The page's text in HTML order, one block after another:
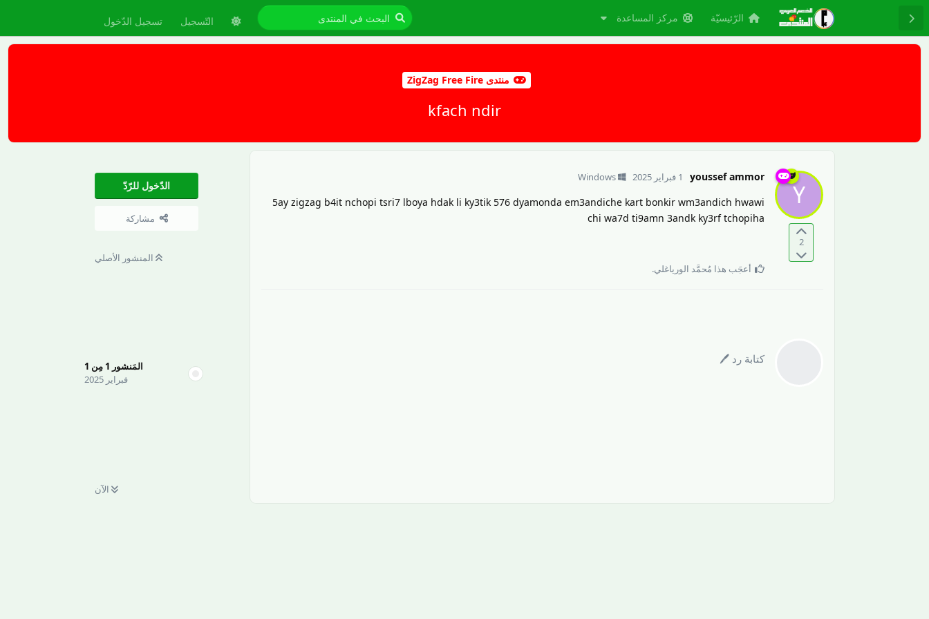
الرّئيسيّة مركز المساعدة التّسجيل تسجيل الدّخول
منتدى ZigZag Free Fire
kfach ndir
الدّخول للرّدّ
مشاركة
المنشور الأصلي
المَنشور 1 مِن 1
فبراير 2025
الآن
2
Y
youssef ammor 1 فبراير 2025 Windows
5ay zigzag b4it nchopi tsri7 lboya hdak li ky3tik 576 dyamonda em3andiche kart bonkir wm3andich hwawi
chi wa7d ti9amn 3andk ky3rf tchopiha
أعجَب هذا مُحمَّد الورياغلي.
كتابة رد 🖊️